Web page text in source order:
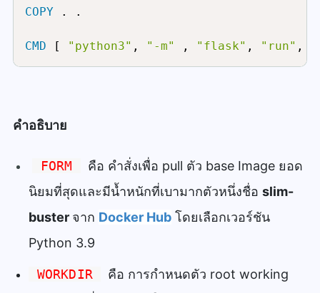
COPY . .
CMD [ "python3" , "-m" , "flask" , "run" ,
คำอธิบาย
FORM
คือ คำสั่งเพื่อ pull ตัว base Image ยอด
นิยมที่สุดและมีน้ำหนักที่เบามากตัวหนึ่งชื่อslim-
buster จาก Docker Hub โดยเลือกเวอร์ชัน
Python 3.9
WORKDIR
คือ การกำหนดตัว root working